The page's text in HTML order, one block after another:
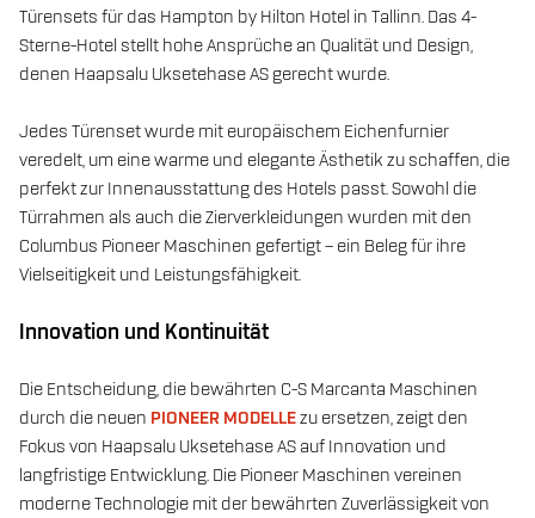
Türensets für das Hampton by Hilton Hotel in Tallinn. Das 4-
Sterne-Hotel stellt hohe Ansprüche an Qualität und Design,
denen Haapsalu Uksetehase AS gerecht wurde.
Jedes Türenset wurde mit europäischem Eichenfurnier
veredelt, um eine warme und elegante Ästhetik zu schaffen, die
perfekt zur Innenausstattung des Hotels passt. Sowohl die
Türrahmen als auch die Zierverkleidungen wurden mit den
Columbus Pioneer Maschinen gefertigt – ein Beleg für ihre
Vielseitigkeit und Leistungsfähigkeit.
Innovation und Kontinuität
Die Entscheidung, die bewährten C-S Marcanta Maschinen
durch die neuen PIONEER MODELLEzu ersetzen, zeigt den
Fokus von Haapsalu Uksetehase AS auf Innovation und
langfristige Entwicklung. Die Pioneer Maschinen vereinen
moderne Technologie mit der bewährten Zuverlässigkeit von